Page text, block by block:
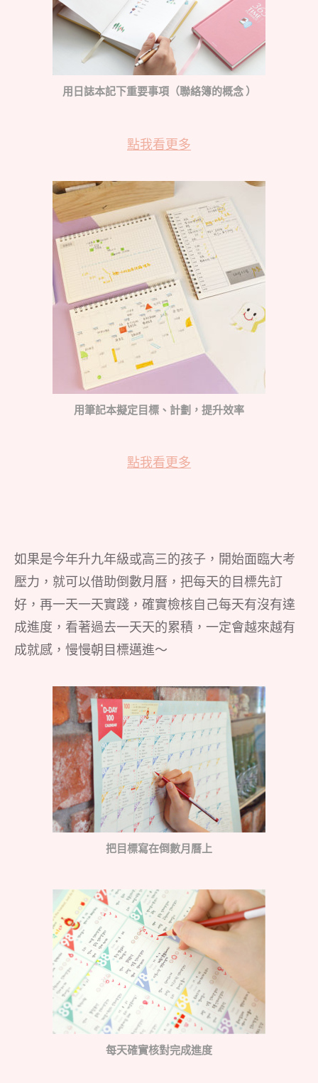
用日誌本記下重要事項（聯絡簿的概念 ）
點我看更多
用筆記本擬定目標、計劃，提升效率
點我看更多
如果是今年升九年級或高三的孩子，開始面臨大考
壓力，就可以借助倒數月曆，把每天的目標先訂
好，再一天一天實踐，確實檢核自己每天有沒有達
成進度，看著過去一天天的累積，一定會越來越有
成就感，慢慢朝目標邁進～
把目標寫在倒數月曆上
每天確實核對完成進度